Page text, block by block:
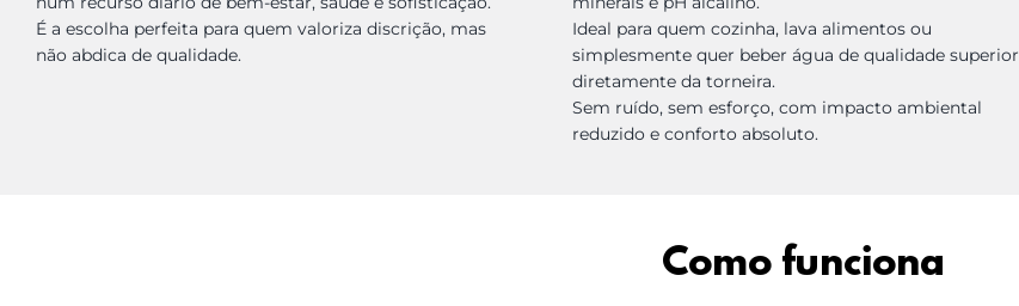
É a escolha perfeita para quem valoriza discrição, mas
não abdica de qualidade.
Ideal para quem cozinha, lava alimentos ou
simplesmente quer beber água de qualidade superior
diretamente da torneira.
Sem ruído, sem esforço, com impacto ambiental
reduzido e conforto absoluto.
Como funciona